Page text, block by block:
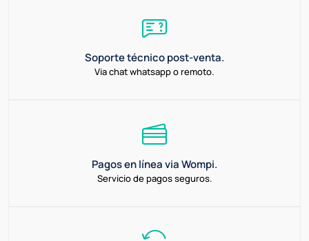
Soporte técnico post-venta.
Via chat whatsapp o remoto.
Pagos en línea via Wompi.
Servicio de pagos seguros.